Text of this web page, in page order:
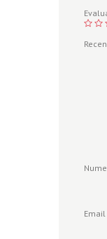
Nume
Email